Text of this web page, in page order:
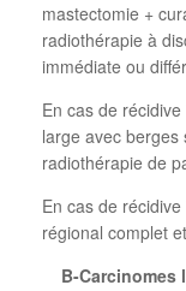
mastectomie +
radiothérapie à
immédiate ou
En cas de
large avec berges
radiothérapie de
En cas de
régional complet et
B-Carcinomes